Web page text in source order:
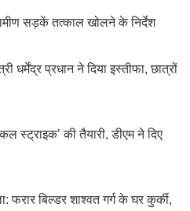
सड़कें तत्काल खोलने के निर्देश
धर्मेंद्र प्रधान ने दिया इस्तीफा, छात्रों
स्ट्राइक’ की तैयारी, डीएम ने दिए
फरार बिल्डर शाश्वत गर्ग के घर कुर्की,